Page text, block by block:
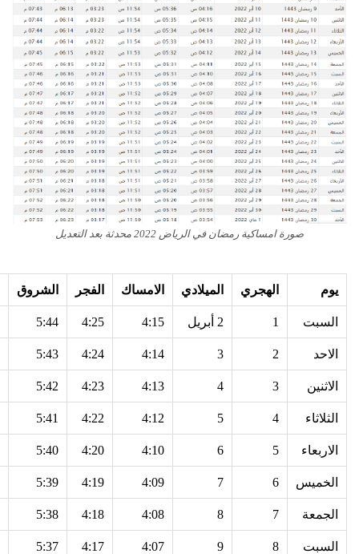
صورة امساكية رمضان في الرياض 2022 محدثة بعد التعديل
يوم الهجري الميلادي الامساك الفجر الشروق
السبت 1 2 أبريل 4:15
4:25
5:44
الاحد 2
3
4:14
4:24
5:43
الاثنين 3
4
4:13
4:23
5:42
الثلاثاء 4
5
4:12
4:22
5:41
الاربعاء 5
6
4:10
4:20
5:40
الخميس 6
7
4:09
4:19
5:39
الجمعة 7
8
4:08
4:18
5:38
السبت 8
9
4:07
4:17
5:37